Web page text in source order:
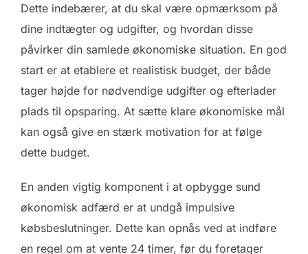
Dette indebærer, at du skal være opmærksom på
dine indtægter og udgifter, og hvordan disse
påvirker din samlede økonomiske situation. En god
start er at etablere et realistisk budget, der både
tager højde for nødvendige udgifter og efterlader
plads til opsparing. At sætte klare økonomiske mål
kan også give en stærk motivation for at følge
dette budget.
En anden vigtig komponent i at opbygge sund
økonomisk adfærd er at undgå impulsive
købsbeslutninger. Dette kan opnås ved at indføre
en regel om at vente 24 timer, før du foretager